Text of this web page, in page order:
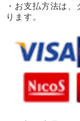
・お支払方法は
ります。